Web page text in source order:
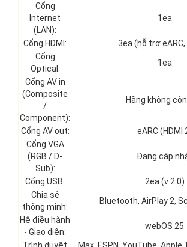
Cổng
Internet
(LAN):
1ea
Cổng HDMI:
3ea (hỗ trợ eARC,
Cổng
Optical:
1ea
Cổng AV in
(Composite
/
Component):
Hãng không
Cổng AV out:
eARC (HDMI
Cổng VGA
(RGB / D-
Sub):
Đang cập
Cổng USB:
2ea (v 2.0)
Chia sẻ
thông minh:
Bluetooth, AirPlay 2,
Hệ điều hành
- Giao diện:
webOS 25
Trình duyệt
Max, ESPN, YouTube, Apple